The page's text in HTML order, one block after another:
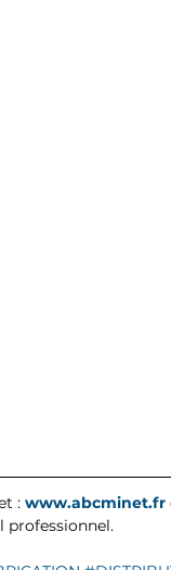
: www.abcminet.fr
professionnel.